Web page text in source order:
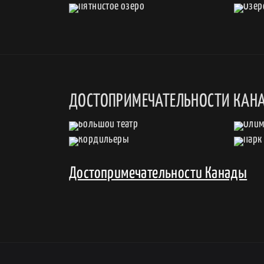
ДОСТОПРИМЕЧАТЕЛЬНОСТИ
Достопримечательности Канады